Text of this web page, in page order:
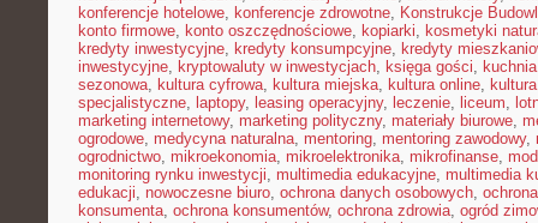
konferencje hotelowe, konferencje zdrowotne, Konstrukcje
konto firmowe, konto oszczędnościowe, kopiarki, kosmetyki
kredyty inwestycyjne, kredyty konsumpcyjne, kredyty
inwestycyjne, kryptowaluty w inwestycjach, księga gości,
sezonowa, kultura cyfrowa, kultura miejska, kultura online,
specjalistyczne, laptopy, leasing operacyjny, leczenie, liceum,
marketing internetowy, marketing polityczny, materiały biurowe,
ogrodowe, medycyna naturalna, mentoring, mentoring zawodowy,
ogrodnictwo, mikroekonomia, mikroelektronika, mikrofinanse,
monitoring rynku inwestycji, multimedia edukacyjne, multimedia
edukacji, nowoczesne biuro, ochrona danych osobowych,
konsumenta, ochrona konsumentów, ochrona zdrowia, ogród